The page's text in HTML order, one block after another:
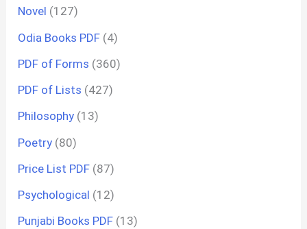
Novel (127)
Odia Books PDF (4)
PDF of Forms (360)
PDF of Lists (427)
Philosophy (13)
Poetry (80)
Price List PDF (87)
Psychological (12)
Punjabi Books PDF (13)